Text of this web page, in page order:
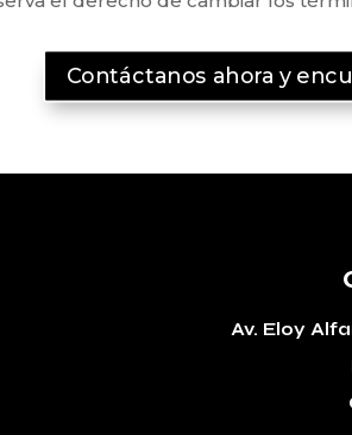
Contáctanos ahora y
Av. Eloy